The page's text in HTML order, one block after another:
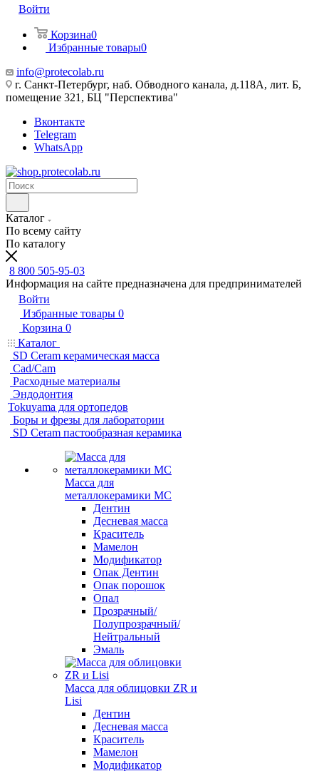
Войти
Корзина0
Избранные товары0
info@protecolab.ru
г. Санкт-Петербург, наб. Обводного канала, д.118А, лит. Б,
помещение 321, БЦ "Перспектива"
Вконтакте
Telegram
WhatsApp
Каталог
По всему сайту
По каталогу
8 800 505-95-03
Информация на сайте предназначена для предпринимателей
Войти
Избранные товары 0
Корзина 0
Каталог
SD Ceram керамическая масса
Cad/Cam
Расходные материалы
Эндодонтия
Tokuyama для ортопедов
Боры и фрезы для лаборатории
SD Ceram пастообразная керамика
Масса для
металлокерамики MC
Дентин
Десневая масса
Краситель
Мамелон
Модификатор
Опак Дентин
Опак порошок
Опал
Прозрачный/
Полупрозрачный/
Нейтральный
Эмаль
Масса для облицовки ZR и
Lisi
Дентин
Десневая масса
Краситель
Мамелон
Модификатор